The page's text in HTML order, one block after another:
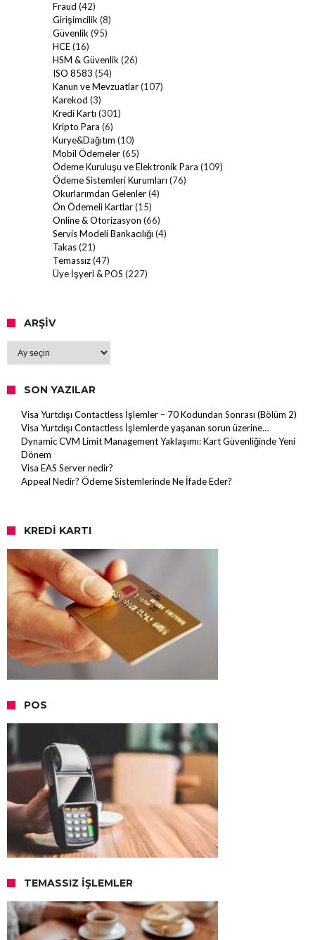
Fraud (42)
Girişimcilik(8)
Güvenlik(95)
HCE(16)
HSM & Güvenlik(26)
ISO 8583 (54)
Kanun ve Mevzuatlar(107)
Karekod (3)
Kredi Kartı (301)
Kripto Para (6)
Kurye&Dağıtım (10)
Mobil Ödemeler(65)
Ödeme Kuruluşu ve Elektronik Para (109)
Ödeme Sistemleri Kurumları (76)
Okurlarımdan Gelenler(4)
Ön Ödemeli Kartlar(15)
Online & Otorizasyon (66)
Servis Modeli Bankacılığı (4)
Takas(21)
Temassız(47)
Üye İşyeri & POS (227)
ARŞIV
Arşiv
SON YAZILAR
Visa Yurtdışı Contactless İşlemler – 70 Kodundan Sonrası (Bölüm 2)
Visa Yurtdışı Contactless İşlemlerde yaşanan sorun üzerine…
Dynamic CVM Limit Management Yaklaşımı: Kart Güvenliğinde Yeni
Dönem
Visa EAS Server nedir?
Appeal Nedir? Ödeme Sistemlerinde Ne İfade Eder?
KREDI KARTI
POS
TEMASSIZ İŞLEMLER